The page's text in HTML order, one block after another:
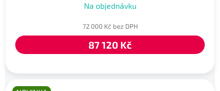
Na objednávku
72 000 Kč bez DPH
87 120 Kč